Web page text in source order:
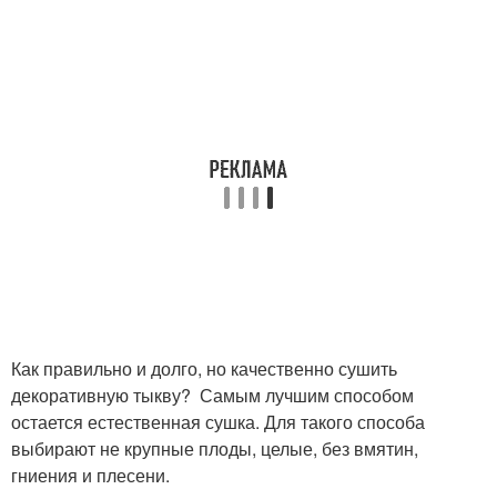
Как правильно и долго, но качественно сушить
декоративную тыкву? Самым лучшим способом
остается естественная сушка. Для такого способа
выбирают не крупные плоды, целые, без вмятин,
гниения и плесени.